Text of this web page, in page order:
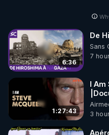
6:36
De
Sans
7
1:27:43
I Am
3